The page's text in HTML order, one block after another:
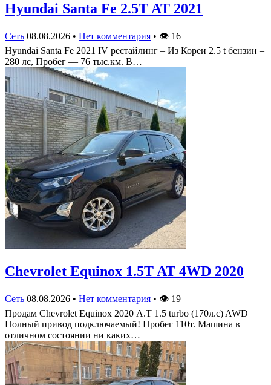
Hyundai Santa Fe 2.5T AT 2021
Сеть 08.08.2026 • Нет комментария • 👁 16
Hyundai Santa Fe 2021 IV рестайлинг – Из Кореи 2.5 t бензин –
280 лс, Пробег — 76 тыс.км. В…
Chevrolet Equinox 1.5T AT 4WD 2020
Сеть 08.08.2026 • Нет комментария • 👁 19
Продам Chevrolet Equinox 2020 А.Т 1.5 turbo (170л.с) AWD
Полный привод подключаемый! Пробег 110т. Машина в
отличном состоянии ни каких…